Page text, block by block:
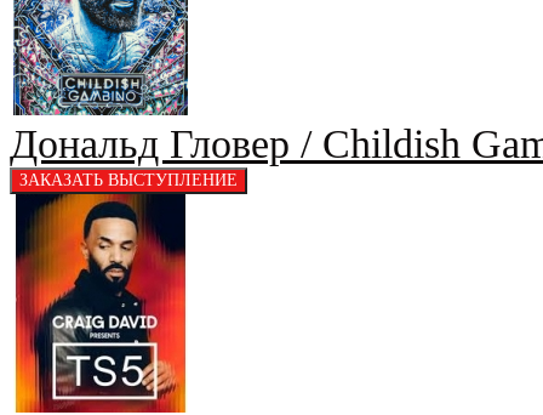
Дональд Гловер / Childish